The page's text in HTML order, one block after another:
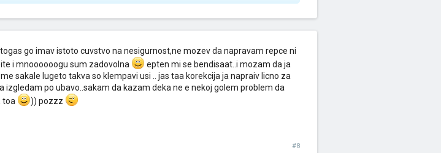
go imav istoto cuvstvo na nesigurnost,ne mozev da napravam repce ni
i mnoooooogu sum zadovolna
epten mi se bendisaat..i mozam da ja
sakale lugeto takva so klempavi usi .. jas taa korekcija ja napraiv licno za
izgledam po ubavo..sakam da kazam deka ne e nekoj golem problem da
toa
)) pozzz
#8